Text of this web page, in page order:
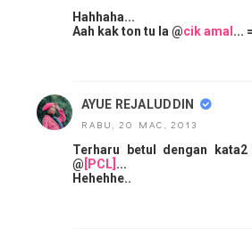
Hahhaha...
Aah kak ton tu la @cik amal ...
AYUE REJALUDDIN
RABU, 20 MAC, 2013
Terharu betul dengan
@ [PCL] ...
Hehehhe..